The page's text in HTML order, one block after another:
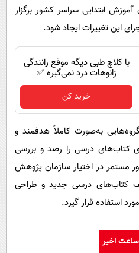
ابتدایی سراسر کشور برگزار
این تغییرات ایجاد شود.
با کلاچ طبی دیگه موقع رانندگی
زانوهات درد نمی‌گیره ✅
خرید کن
به‌صورت کاملاً هدفمند و
کتاب‌های درسی را رصد و بررسی
مستمر در اختیار سازمان پژوهش
کتاب‌های درسی جدید و طراحی
استفاده قرار گیرد.
اخیر